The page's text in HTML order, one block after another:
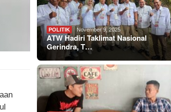
POLITIK November 9, 2025
ATW Hadiri Taklimat Nasional
Gerindra, T…